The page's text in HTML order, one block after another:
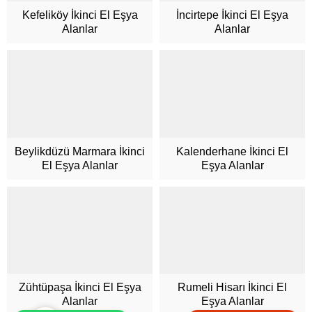
Kefeliköy İkinci El Eşya
Alanlar
İncirtepe İkinci El Eşya
Alanlar
Beylikdüzü Marmara İkinci
El Eşya Alanlar
Kalenderhane İkinci El
Eşya Alanlar
Zühtüpaşa İkinci El Eşya
Alanlar
Rumeli Hisarı İkinci El
Eşya Alanlar
Müşteri Hizmetleri